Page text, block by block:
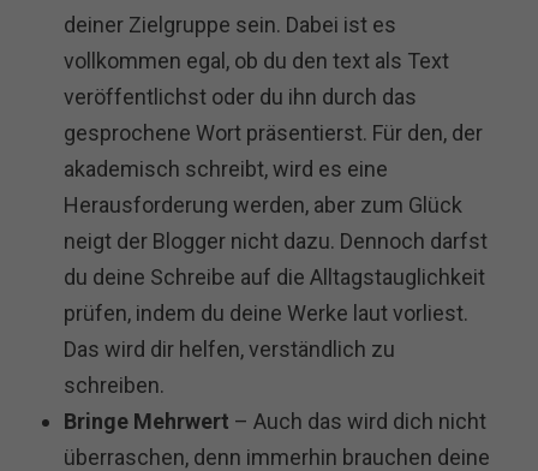
deiner Zielgruppe sein. Dabei ist es
vollkommen egal, ob du den text als Text
veröffentlichst oder du ihn durch das
gesprochene Wort präsentierst. Für den, der
akademisch schreibt, wird es eine
Herausforderung werden, aber zum Glück
neigt der Blogger nicht dazu. Dennoch darfst
du deine Schreibe auf die Alltagstauglichkeit
prüfen, indem du deine Werke laut vorliest.
Das wird dir helfen, verständlich zu
schreiben.
Bringe Mehrwert – Auch das wird dich nicht
überraschen, denn immerhin brauchen deine